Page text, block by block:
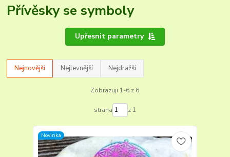
Přívěsky se symboly
Upřesnit parametry
Nejnovější Nejlevnější Nejdražší
Zobrazuji 1-6 z 6
strana z 1
Novinka